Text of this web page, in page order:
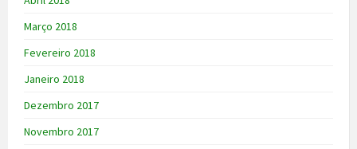
Março 2018
Fevereiro 2018
Janeiro 2018
Dezembro 2017
Novembro 2017